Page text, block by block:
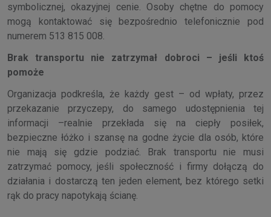
symbolicznej, okazyjnej cenie. Osoby chętne do pomocy
mogą kontaktować się bezpośrednio telefonicznie pod
numerem 513 815 008.
Brak transportu nie zatrzymał dobroci – jeśli ktoś
pomoże
Organizacja podkreśla, że każdy gest – od wpłaty, przez
przekazanie przyczepy, do samego udostępnienia tej
informacji –realnie przekłada się na ciepły posiłek,
bezpieczne łóżko i szansę na godne życie dla osób, które
nie mają się gdzie podziać. Brak transportu nie musi
zatrzymać pomocy, jeśli społeczność i firmy dołączą do
działania i dostarczą ten jeden element, bez którego setki
rąk do pracy napotykają ścianę.